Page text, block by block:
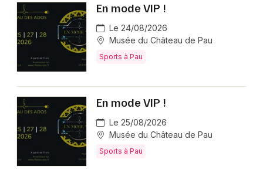
En mode VIP !
Le 24/08/2026
Musée du Château de Pau
Sports à Pau
En mode VIP !
Le 25/08/2026
Musée du Château de Pau
Sports à Pau